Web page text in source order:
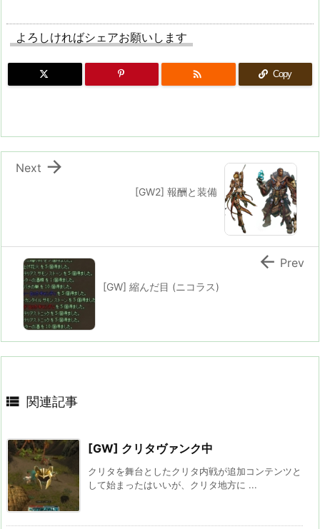
よろしければシェアお願いします
 Copy
[GW2] 報酬と装備

Next
[GW] 縮んだ目 (ニコラス)
 Prev
 関連記事
[GW] クリタヴァンク中
クリタを舞台としたクリタ内戦が追加コンテンツと
して始まったはいいが、クリタ地方に ...